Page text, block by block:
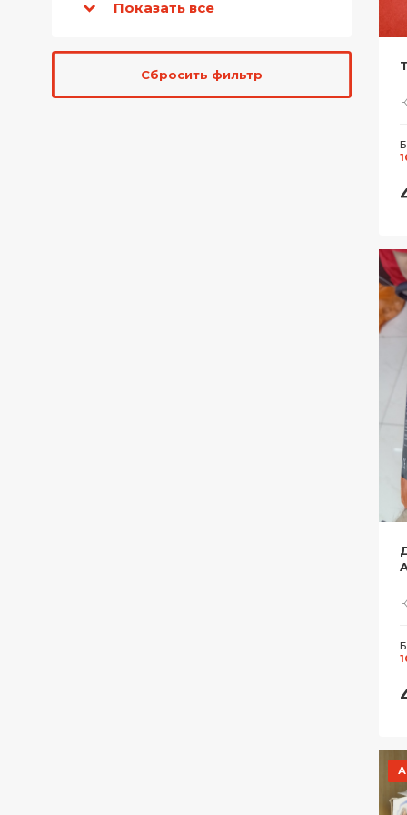
Показать все
Сбросить фильтр